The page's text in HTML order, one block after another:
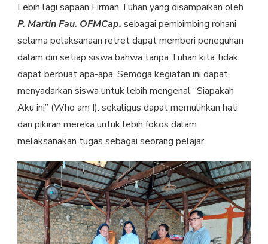
Lebih lagi sapaan Firman Tuhan yang disampaikan oleh
P. Martin Fau. OFMCap. sebagai pembimbing rohani
selama pelaksanaan retret dapat memberi peneguhan
dalam diri setiap siswa bahwa tanpa Tuhan kita tidak
dapat berbuat apa-apa. Semoga kegiatan ini dapat
menyadarkan siswa untuk lebih mengenal “Siapakah
Aku ini” (Who am I). sekaligus dapat memulihkan hati
dan pikiran mereka untuk lebih fokos dalam
melaksanakan tugas sebagai seorang pelajar.